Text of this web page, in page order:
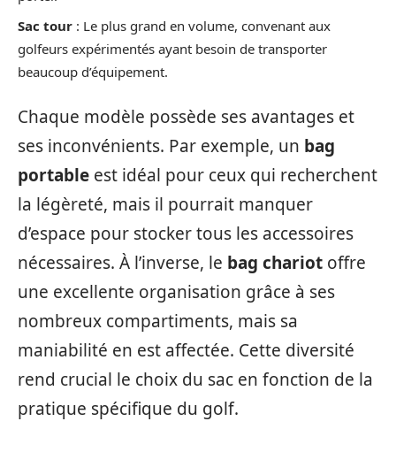
Sac tour : Le plus grand en volume, convenant aux
golfeurs expérimentés ayant besoin de transporter
beaucoup d’équipement.
Chaque modèle possède ses avantages et
ses inconvénients. Par exemple, un bag
portable est idéal pour ceux qui recherchent
la légèreté, mais il pourrait manquer
d’espace pour stocker tous les accessoires
nécessaires. À l’inverse, le bag chariot offre
une excellente organisation grâce à ses
nombreux compartiments, mais sa
maniabilité en est affectée. Cette diversité
rend crucial le choix du sac en fonction de la
pratique spécifique du golf.